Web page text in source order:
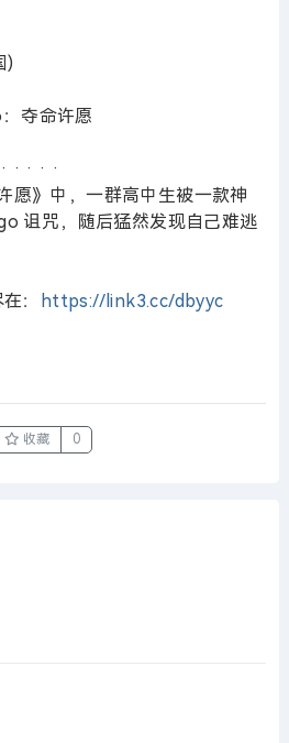
)
夺命许愿
· · · ·
》中，一群高中生被一款神
诅咒，随后猛然发现自己难逃
： https://link3.cc/dbyyc
收藏 0